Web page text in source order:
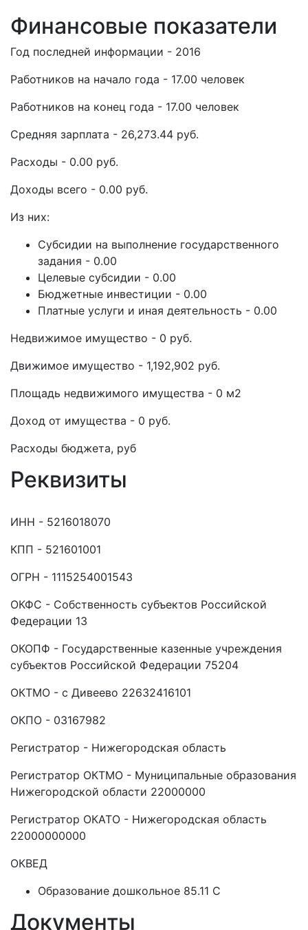
Финансовые показатели
Год последней информации - 2016
Работников на начало года - 17.00 человек
Работников на конец года - 17.00 человек
Средняя зарплата - 26,273.44 руб.
Расходы - 0.00 руб.
Доходы всего - 0.00 руб.
Из них:
Субсидии на выполнение государственного
задания - 0.00
Целевые субсидии - 0.00
Бюджетные инвестиции - 0.00
Платные услуги и иная деятельность - 0.00
Недвижимое имущество - 0 руб.
Движимое имущество - 1,192,902 руб.
Площадь недвижимого имущества - 0 м2
Доход от имущества - 0 руб.
Расходы бюджета, руб
Реквизиты
ИНН - 5216018070
КПП - 521601001
ОГРН - 1115254001543
ОКФС - Собственность субъектов Российской
Федерации 13
ОКОПФ - Государственные казенные учреждения
субъектов Российской Федерации 75204
ОКТМО - с Дивеево 22632416101
ОКПО - 03167982
Регистратор - Нижегородская область
Регистратор ОКТМО - Муниципальные образования
Нижегородской области 22000000
Регистратор ОКАТО - Нижегородская область
22000000000
ОКВЕД
Образование дошкольное 85.11 C
Документы